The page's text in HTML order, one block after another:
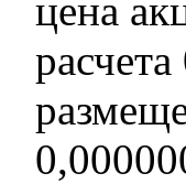
цена